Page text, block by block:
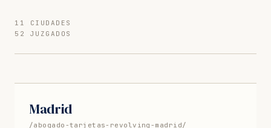
11 CIUDADES
52 JUZGADOS
Madrid
/abogado-tarjetas-revolving-madrid/